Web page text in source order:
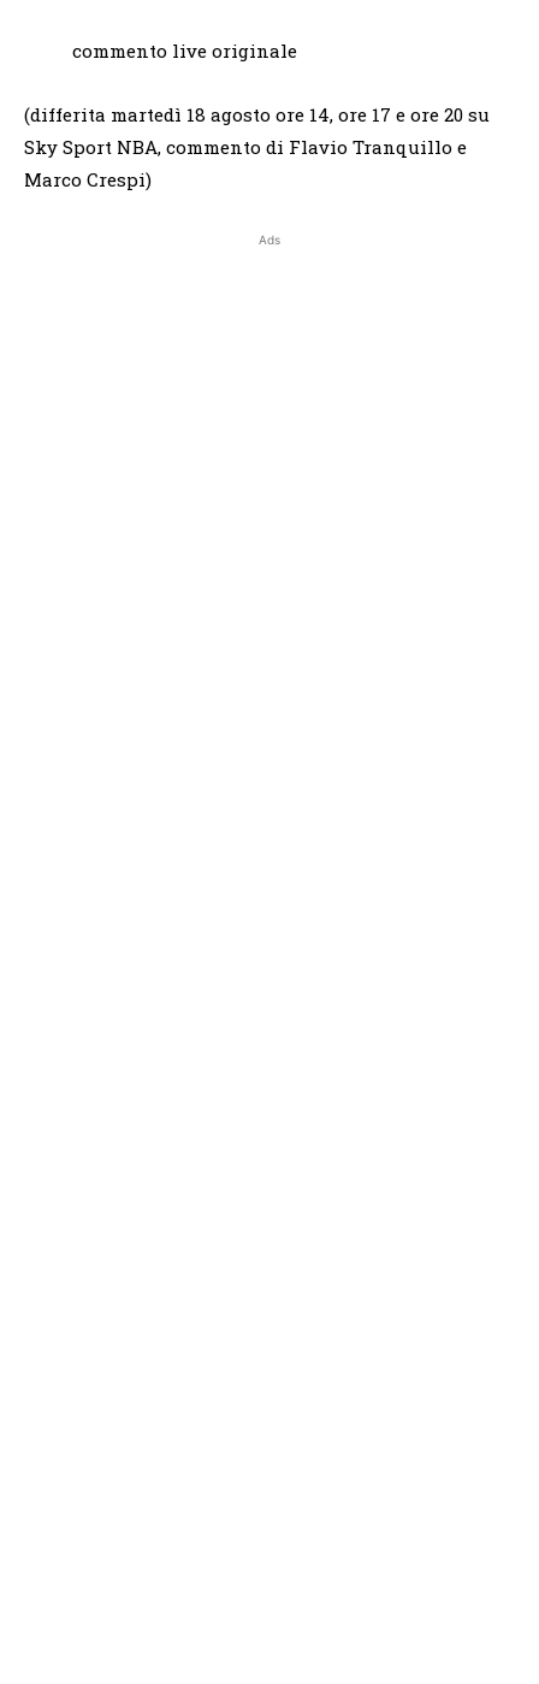
commento live originale
(differita martedì 18 agosto ore 14, ore 17 e ore 20 su
Sky Sport NBA, commento di Flavio Tranquillo e
Marco Crespi)
Ads